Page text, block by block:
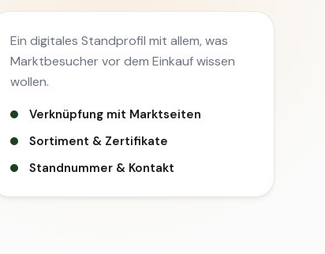
Ein digitales Standprofil mit allem, was
Marktbesucher vor dem Einkauf wissen
wollen.
Verknüpfung mit Marktseiten
Sortiment & Zertifikate
Standnummer & Kontakt